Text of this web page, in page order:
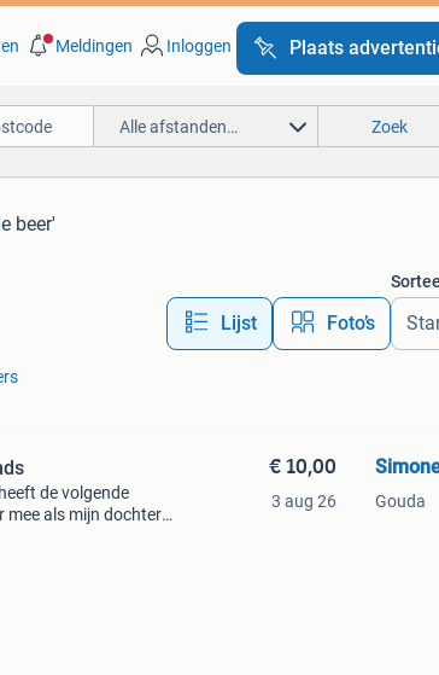
Meldingen Inloggen Plaats
Alle afstanden… Zoek
beer'
Lijst Foto’s
de volgende
mee als mijn dochter
€ 10,00
3 aug 26 Gouda